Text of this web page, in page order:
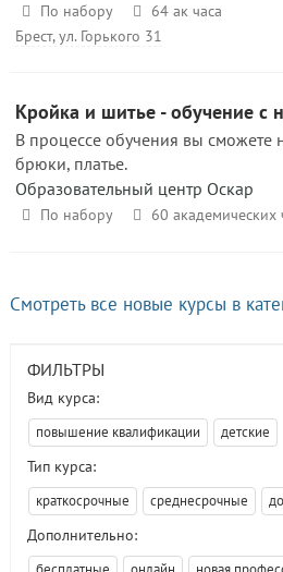
По набору
64 ак часа
Брест, ул. Горького 31
Кройка и шитье - обучение с
В процессе обучения вы сможете
брюки, платье.
Образовательный центр Оскар
По набору 60 академических
Смотреть все новые курсы в
ФИЛЬТРЫ
Вид курса:
повышение квалификации детские
Тип курса:
краткосрочные среднесрочные
Дополнительно: